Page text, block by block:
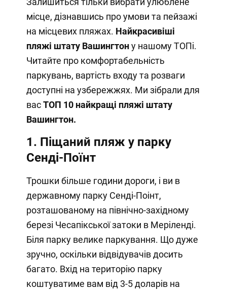
місце, дізнавшись про умови та пейзажі
на місцевих пляжах. Найкрасивіші
пляжі штату Вашингтону нашому ТОПі.
Читайте про комфортабельність
паркувань, вартість входу та розваги
доступні на узбережжях. Ми зібрали для
васТОП 10 найкращі пляжі штату
Вашингтон.
1. Піщаний пляж у парку
Сенді-Поїнт
Трошки більше години дороги, і ви в
державному парку Сенді-Поінт,
розташованому на північно-західному
березі Чесапікської затоки в Меріленді.
Біля парку велике паркування. Що дуже
зручно, оскільки відвідувачів досить
багато. Вхід на територію парку
коштуватиме вам від 3-5 доларів на